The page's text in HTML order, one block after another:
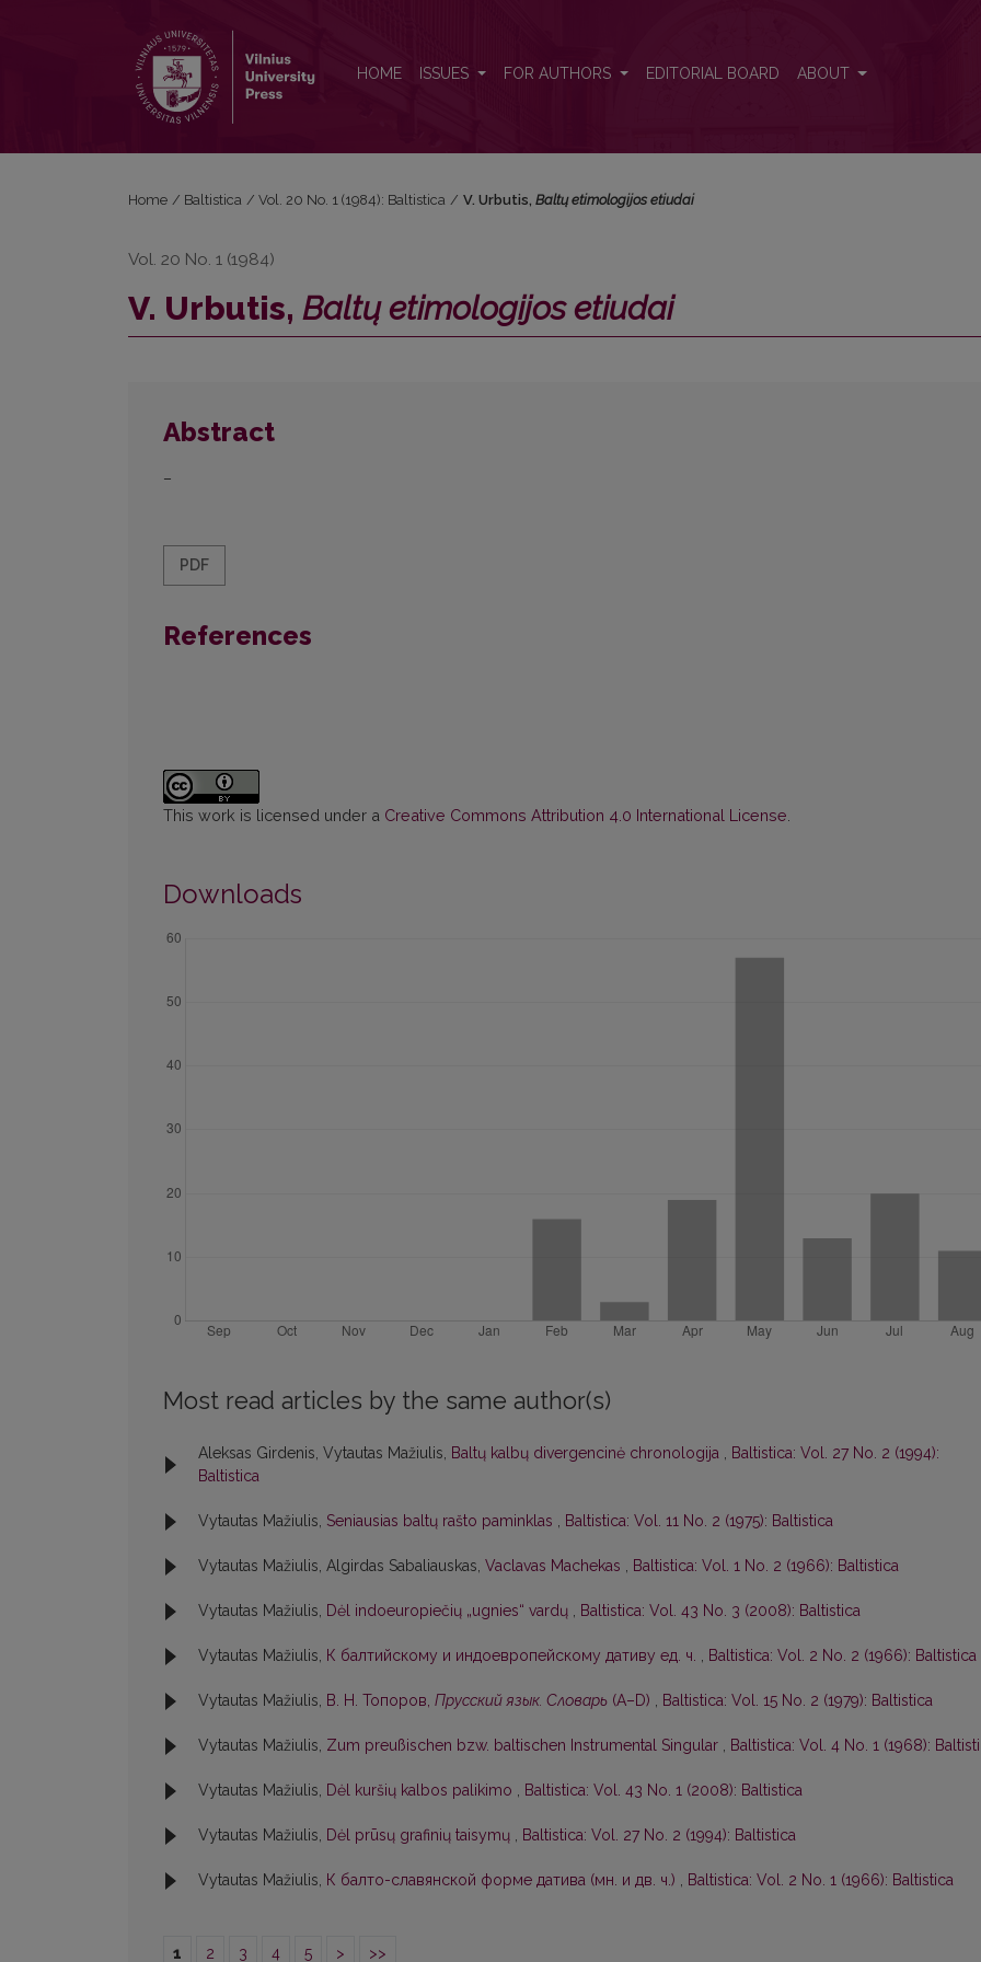
HOME ISSUES FOR AUTHORS EDITORIAL BOARD ABOUT
Home / Baltistica / Vol. 20 No. 1 (1984): Baltistica / V. Urbutis, Baltų etimologijos etiudai
Vol. 20 No. 1 (1984)
V. Urbutis, Baltų etimologijos etiudai
Abstract
–
PDF
References
This work is licensed under a Creative Commons Attribution 4.0 International License
Downloads
Most read articles by the same author(s)
Aleksas Girdenis, Vytautas Mažiulis, Baltų kalbų divergencinė chronologija , Baltistica: Vol. 27 No. 2 (1994):
Baltistica
Vytautas Mažiulis, Seniausias baltų rašto paminklas , Baltistica: Vol. 11 No. 2 (1975): Baltistica
Vytautas Mažiulis, Algirdas Sabaliauskas, Vaclavas Machekas , Baltistica: Vol. 1 No. 2 (1966): Baltistica
Vytautas Mažiulis, Dėl indoeuropiečių „ugnies“ vardų , Baltistica: Vol. 43 No. 3 (2008): Baltistica
Vytautas Mažiulis, К балтийскому и индоевропейскому дативу ед. ч. , Baltistica: Vol. 2 No. 2 (1966): Baltistica
Vytautas Mažiulis, В. Н. Топоров, Прусский язык. Словарь (А–D) , Baltistica: Vol. 15 No. 2 (1979): Baltistica
Vytautas Mažiulis, Zum preußischen bzw. baltischen Instrumental Singular , Baltistica: Vol. 4 No. 1 (1968):
Vytautas Mažiulis, Dėl kuršių kalbos palikimo , Baltistica: Vol. 43 No. 1 (2008): Baltistica
Vytautas Mažiulis, Dėl prūsų grafinių taisymų , Baltistica: Vol. 27 No. 2 (1994): Baltistica
Vytautas Mažiulis, К балто-славянской форме датива (мн. и дв. ч.) , Baltistica: Vol. 2 No. 1 (1966): Baltistica
1 2 3 4 5 > >>